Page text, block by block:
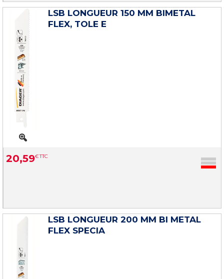
LSB LONGUEUR 150 MM BIMETAL
FLEX, TOLE E
20,59€TTC
LSB LONGUEUR 200 MM BI METAL
FLEX SPECIA